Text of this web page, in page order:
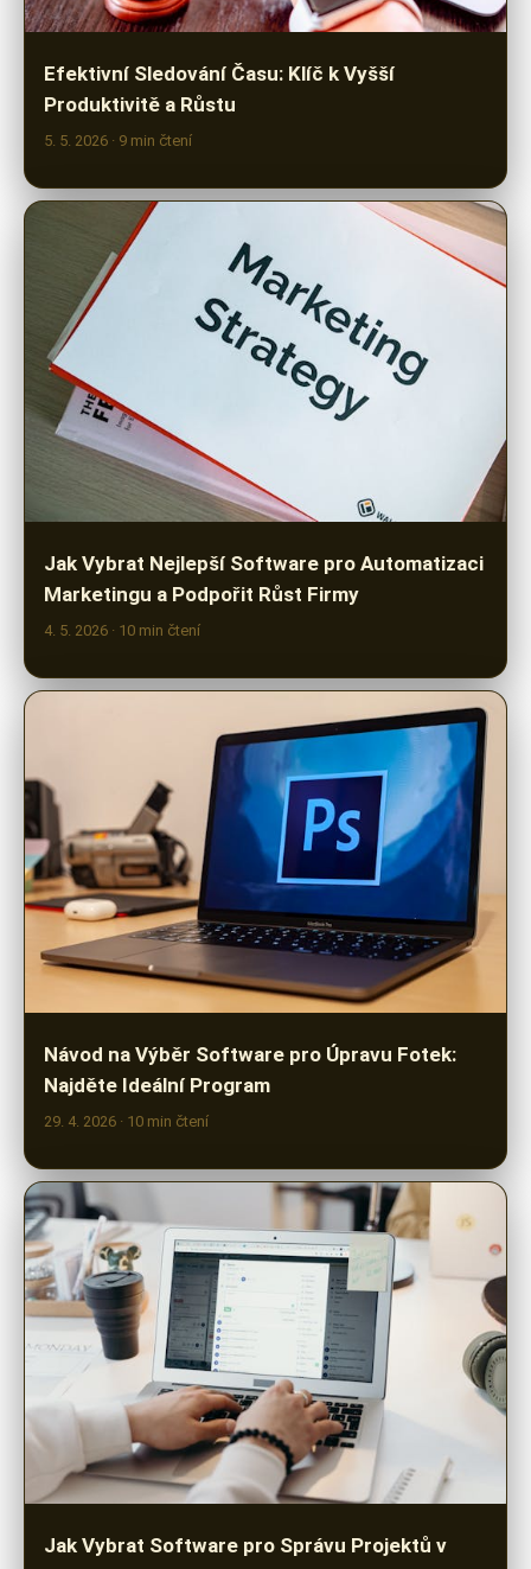
Efektivní Sledování Času: Klíč k Vyšší
5. 5. 2026· 9 min čtení
Jak Vybrat Nejlepší Software pro Automatizaci
4. 5. 2026· 10 min čtení
Návod na Výběr Software pro Úpravu Fotek:
29. 4. 2026· 10 min čtení
Jak Vybrat Software pro Správu Projektů v
28. 4. 2026· 9 min čtení